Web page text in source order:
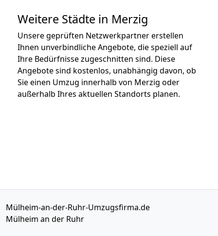
Weitere Städte in Merzig
Unsere geprüften Netzwerkpartner erstellen
Ihnen unverbindliche Angebote, die speziell auf
Ihre Bedürfnisse zugeschnitten sind. Diese
Angebote sind kostenlos, unabhängig davon, ob
Sie einen Umzug innerhalb von Merzig oder
außerhalb Ihres aktuellen Standorts planen.
Mülheim-an-der-Ruhr-Umzugsfirma.de
Mülheim an der Ruhr